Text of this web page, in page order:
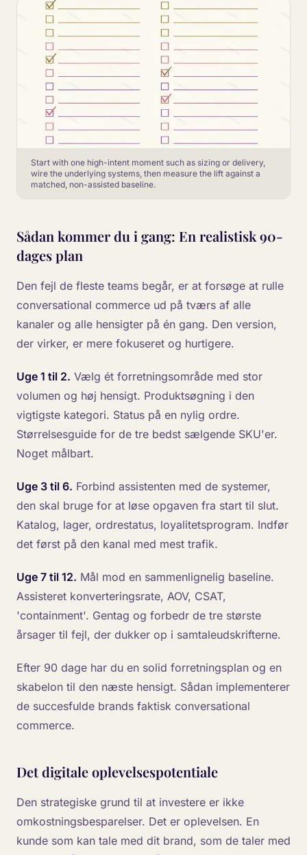
Start with one high-intent moment such as sizing or delivery,
wire the underlying systems, then measure the lift against a
matched, non-assisted baseline.
Sådan kommer du i gang: En realistisk 90-
dages plan
Den fejl de fleste teams begår, er at forsøge at rulle
conversational commerce ud på tværs af alle
kanaler og alle hensigter på én gang. Den version,
der virker, er mere fokuseret og hurtigere.
Uge 1 til 2. Vælg ét forretningsområde med stor
volumen og høj hensigt. Produktsøgning i den
vigtigste kategori. Status på en nylig ordre.
Størrelsesguide for de tre bedst sælgende SKU'er.
Noget målbart.
Uge 3 til 6. Forbind assistenten med de systemer,
den skal bruge for at løse opgaven fra start til slut.
Katalog, lager, ordrestatus, loyalitetsprogram. Indfør
det først på den kanal med mest trafik.
Uge 7 til 12. Mål mod en sammenlignelig baseline.
Assisteret konverteringsrate, AOV, CSAT,
'containment'. Gentag og forbedr de tre største
årsager til fejl, der dukker op i samtaleudskrifterne.
Efter 90 dage har du en solid forretningsplan og en
skabelon til den næste hensigt. Sådan implementerer
de succesfulde brands faktisk conversational
commerce.
Det digitale oplevelsespotentiale
Den strategiske grund til at investere er ikke
omkostningsbesparelser. Det er oplevelsen. En
kunde som kan tale med dit brand, som de taler med